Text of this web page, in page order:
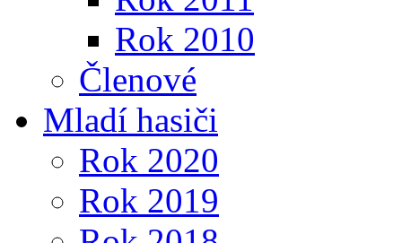
Rok 2010
Členové
Mladí hasiči
Rok 2020
Rok 2019